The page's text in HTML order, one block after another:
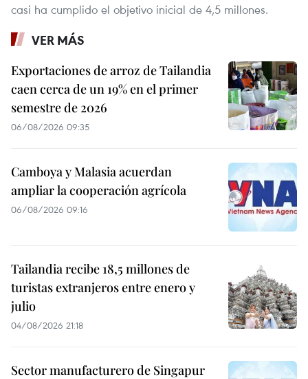
casi ha cumplido el objetivo inicial de 4,5 millones.
VER MÁS
Exportaciones de arroz de Tailandia
caen cerca de un 19% en el primer
semestre de 2026
06/08/2026 09:35
Camboya y Malasia acuerdan
ampliar la cooperación agrícola
06/08/2026 09:16
Tailandia recibe 18,5 millones de
turistas extranjeros entre enero y
julio
04/08/2026 21:18
Sector manufacturero de Singapur